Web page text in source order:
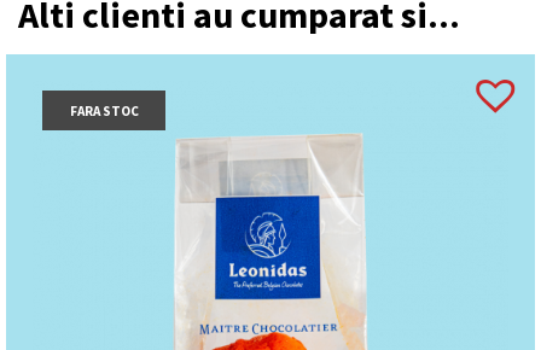
Alti clienti au cumparat si...
FARA STOC